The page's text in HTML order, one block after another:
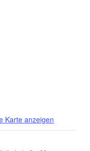
Karte anzeigen